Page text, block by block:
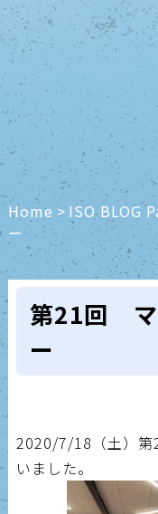
Home > ISO BLOG
ー
第21回 マ
ー
2020/7/18（土）
いました。